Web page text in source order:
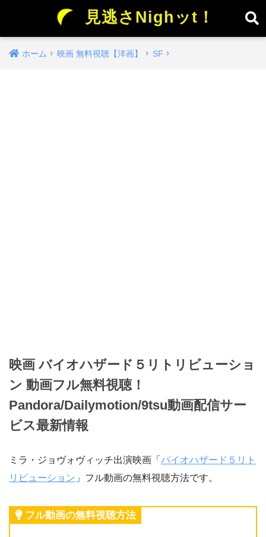
見逃さNighッt！
ホーム 映画 無料視聴【洋画】 SF
映画 バイオハザード５リトリビューショ
ン 動画フル無料視聴！
Pandora/Dailymotion/9tsu動画配信サー
ビス最新情報
ミラ・ジョヴォヴィッチ出演映画「 バイオハザード５リト
リビューション 」フル動画の無料視聴方法です。
フル動画の無料視聴方法